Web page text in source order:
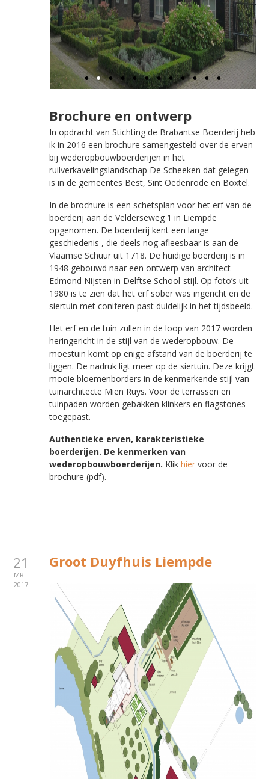
Brochure en ontwerp
In opdracht van Stichting de Brabantse Boerderij heb
ik in 2016 een brochure samengesteld over de erven
bij wederopbouwboerderijen in het
ruilverkavelingslandschap De Scheeken dat gelegen
is in de gemeentes Best, Sint Oedenrode en Boxtel.
In de brochure is een schetsplan voor het erf van de
boerderij aan de Velderseweg 1 in Liempde
opgenomen. De boerderij kent een lange
geschiedenis , die deels nog afleesbaar is aan de
Vlaamse Schuur uit 1718. De huidige boerderij is in
1948 gebouwd naar een ontwerp van architect
Edmond Nijsten in Delftse School-stijl. Op foto’s uit
1980 is te zien dat het erf sober was ingericht en de
siertuin met coniferen past duidelijk in het tijdsbeeld.
Het erf en de tuin zullen in de loop van 2017 worden
heringericht in de stijl van de wederopbouw. De
moestuin komt op enige afstand van de boerderij te
liggen. De nadruk ligt meer op de siertuin. Deze krijgt
mooie bloemenborders in de kenmerkende stijl van
tuinarchitecte Mien Ruys. Voor de terrassen en
tuinpaden worden gebakken klinkers en flagstones
toegepast.
Authentieke erven, karakteristieke
boerderijen. De kenmerken van
wederopbouwboerderijen. Klikhier voor de
brochure (pdf).
21
MRT
2017
Groot Duyfhuis Liempde